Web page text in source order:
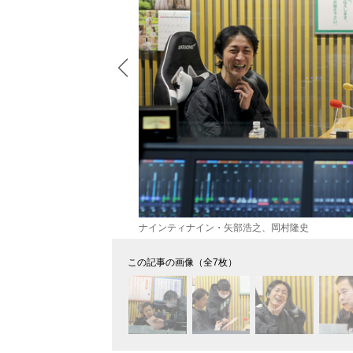
ナインティナイン・矢部浩之、岡村隆史
この記事の画像（全7枚）